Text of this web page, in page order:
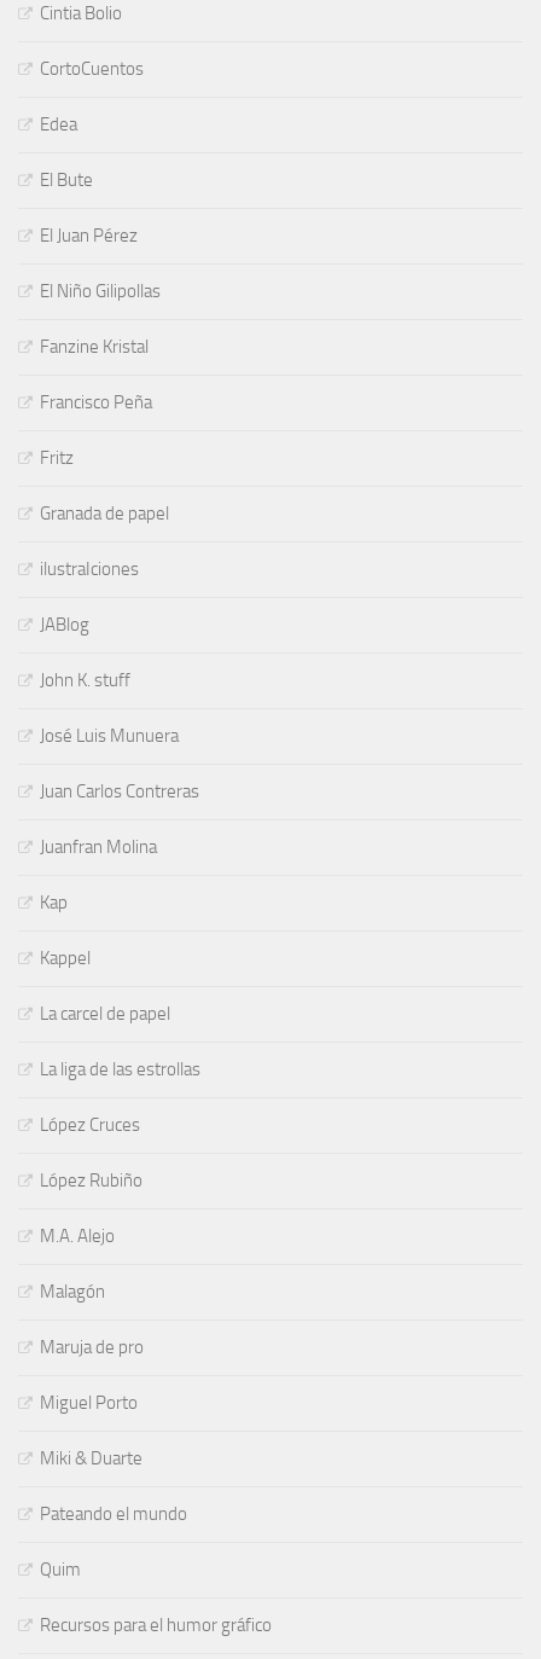
Cintia Bolio
CortoCuentos
Edea
El Bute
El Juan Pérez
El Niño Gilipollas
Fanzine Kristal
Francisco Peña
Fritz
Granada de papel
ilustraIciones
JABlog
John K. stuff
José Luis Munuera
Juan Carlos Contreras
Juanfran Molina
Kap
Kappel
La carcel de papel
La liga de las estrollas
López Cruces
López Rubiño
M.A. Alejo
Malagón
Maruja de pro
Miguel Porto
Miki & Duarte
Pateando el mundo
Quim
Recursos para el humor gráfico